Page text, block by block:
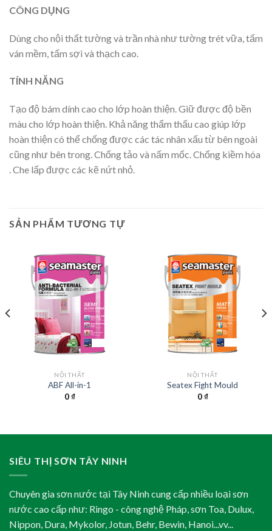
CÔNG DỤNG
Dùng cho nội thất tường và trần nhà như tường trét vữa, tấm
ván mềm, tấm sợi và thạch cao.
TÍNH NĂNG
Tạo độ bám dính cao cho lớp hoàn thiện. Giữ được độ bền
màu cho lớp hoàn thiện. Khả năng thẩm thấu cao giúp lớp
hoàn thiện có thể chống được các tác nhân xấu từ bên ngoài
cũng như bên trong. Chống tảo và nấm mốc. Chống kiềm hóa
. Che lấp được các kẽ nứt nhỏ.
SẢN PHẨM TƯƠNG TỰ
NỘI THẤT
ABF All-in-1
0₫
NỘI THẤT
Seatex Fight Mould
0₫
SIÊU THỊ SƠN TÂY NINH
Chuyên gia sơn nước tại Tây Ninh cung cấp nhiều loại sơn
nước cao cấp như: Ringo - công nghệ Pháp, sơn Toa, Dulux,
Nippon, Dura, Mykolor, Jotun, Behr, Bewin, Hanoi...vv...